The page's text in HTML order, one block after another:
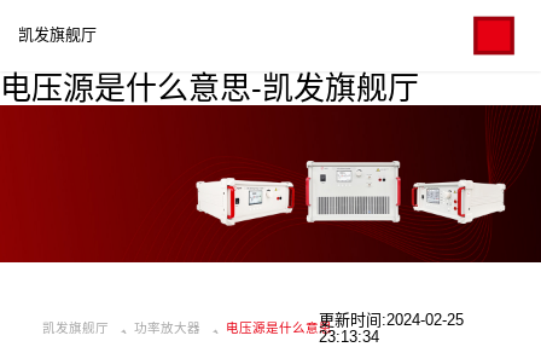
电压源是什么意思-凯发旗舰厅
凯发旗舰厅
凯发旗舰厅 功率放大器 电压源是什么意思更新时间:2024-02-25
23:13:34